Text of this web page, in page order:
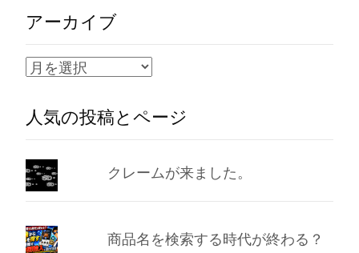
アーカイブ
ア
カ
イ
ブ
人気の投稿とページ
クレームが来ました。
商品名を検索する時代が終わる？